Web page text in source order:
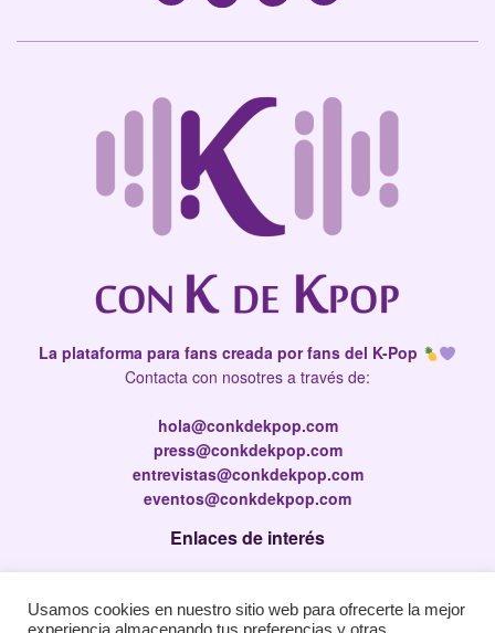
La plataforma para fans creada por fans del K-Pop
Contacta con nosotres a través de:
hola@conkdekpop.com
press@conkdekpop.com
entrevistas@conkdekpop.com
eventos@conkdekpop.com
Enlaces de interés
Política de privacidad
Usamos cookies en nuestro sitio web para ofrecerte la mejor